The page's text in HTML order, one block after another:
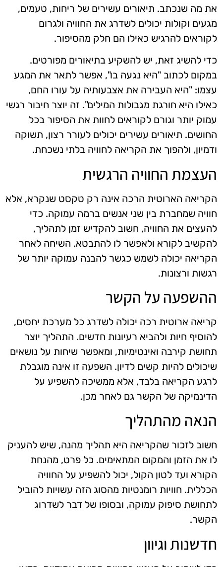
את מה שנכתב. תיאורים עשירים של ריחות, טעמים,
מגעים וקולות יכולים לשדרג את החוויה ולגרום
לקוראים להרגיש כאילו הם חלק מהסיפור.
כדי להשיג זאת, יש להשקיע בתיאורים מפורטים.
במקום לכתוב "היא נגעה בו", אפשר לתאר את המגע
עצמו: "היא העבירה את אצבעותיה על עורו החם,
כאילו היא חורגת מגבולות המילים". זה יוצר חיבור רגשי
עמוק יותר וגורם לקוראים לחוות את הסיפור בכל
החושים. תיאורים עשירים יכולים לעורר רצון, תשוקה
ודמיון, ולהפוך את הקריאה לחוויה בלתי נשכחת.
העצמת החוויה הרגשית
הקריאה הארוטית הרכה אינה רק טקסט שנקרא, אלא
חוויה שמחברת בין שני אנשים ברמה עמוקה. כדי
להעצים את החוויה, חשוב להקדיש זמן לתהליך,
להקשיב לקורא ולאפשר לו להתבטא. השיחה לאחר
הקריאה יכולה לשמש כגשר להבנה עמוקה יותר של
רגשות ורצונות.
ההשפעה על הקשר
קריאה ארוטית רכה יכולה לשדרג כל מערכת יחסים,
להוסיף חיות ולהביא רעיונות חדשים. התהליך יוצר
תחושת קירבה ואינטימיות, ומאפשר שיחות על נושאים
שיכולים להיות קשים לדיון. השפעה זו אינה מוגבלת
לרגע הקריאה בלבד, אלא ממשיכה להשפיע על
הדינמיקה של הקשר גם לאחר מכן.
הנאה מהתהליך
חשוב לזכור שהקריאה היא תהליך מהנה, שיש להעניק
לו את הזמן והמקום המתאימים. כל פרט, מהנחת
הקורא ועד לטון הקול, יכול להשפיע על החוויה
הכללית. חוויות רומנטיות מהסוג הזה עשויות להוביל
לתחושת סיפוק עמוקה, ובסופו של דבר לשדרוג
הקשר.
חדשנות וגיוון